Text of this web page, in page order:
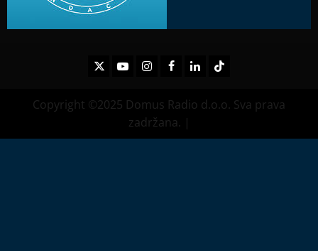
TwitterYoutubeInstagramFacebook
LinkedInTikTok
Copyright ©2025 Domus Radio d.o.o. Sva prava
zadržana. |